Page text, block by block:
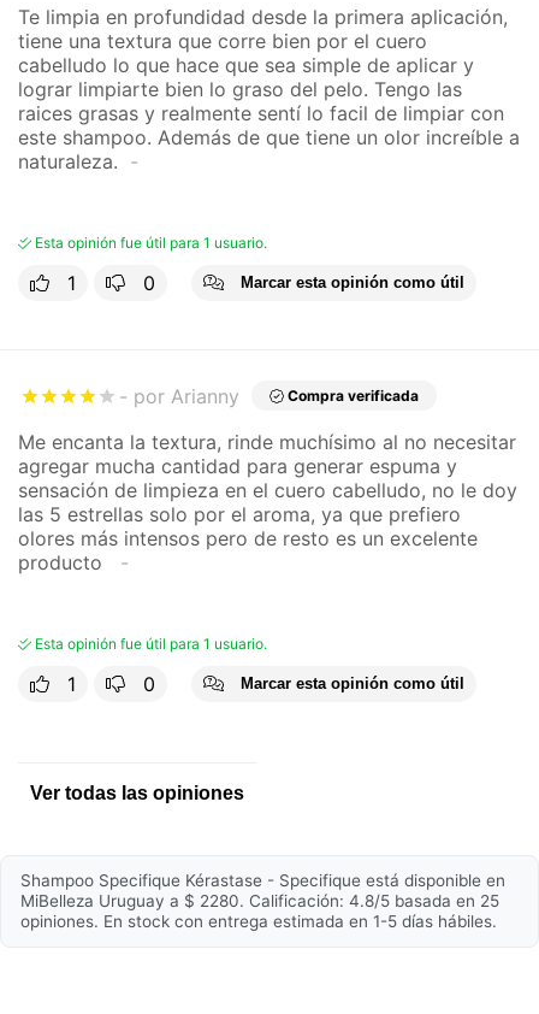
Te limpia en profundidad desde la primera aplicación,
tiene una textura que corre bien por el cuero
cabelludo lo que hace que sea simple de aplicar y
lograr limpiarte bien lo graso del pelo. Tengo las
raices grasas y realmente sentí lo facil de limpiar con
este shampoo. Además de que tiene un olor increíble a
naturaleza.
Esta opinión fue útil para 1 usuario.
1 0 Marcar esta opinión como útil
por Arianny Compra verificada
Me encanta la textura, rinde muchísimo al no necesitar
agregar mucha cantidad para generar espuma y
sensación de limpieza en el cuero cabelludo, no le doy
las 5 estrellas solo por el aroma, ya que prefiero
olores más intensos pero de resto es un excelente
producto
Esta opinión fue útil para 1 usuario.
1 0 Marcar esta opinión como útil
Ver todas las opiniones
Shampoo Specifique Kérastase - Specifique está disponible en
MiBelleza Uruguay a $ 2280. Calificación: 4.8/5 basada en 25
opiniones. En stock con entrega estimada en 1-5 días hábiles.